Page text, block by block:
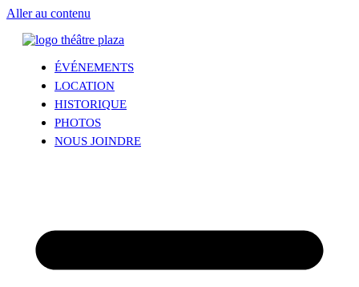
Aller au contenu
ÉVÉNEMENTS
LOCATION
HISTORIQUE
PHOTOS
NOUS JOINDRE